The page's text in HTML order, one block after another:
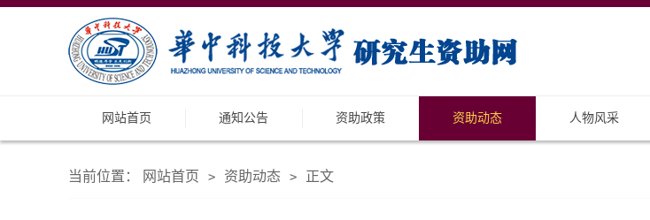
网站首页 通知公告 资助政策 资助动态 人物风采
当前位置： 网站首页 > 资助动态 > 正文